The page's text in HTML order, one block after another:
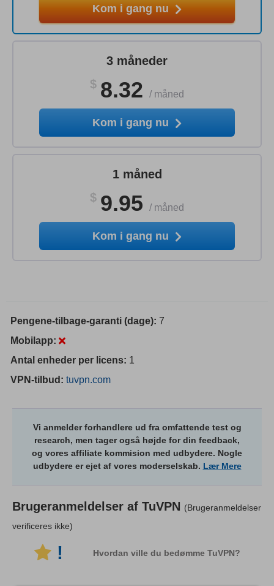
Kom i gang nu
3 måneder
$ 8.32 / måned
Kom i gang nu
1 måned
$ 9.95 / måned
Kom i gang nu
Pengene-tilbage-garanti (dage): 7
Mobilapp:
Antal enheder per licens: 1
VPN-tilbud: tuvpn.com
Vi anmelder forhandlere ud fra omfattende test og
research, men tager også højde for din feedback,
og vores affiliate kommision med udbydere. Nogle
udbydere er ejet af vores moderselskab. Lær Mere
Brugeranmeldelser af TuVPN (Brugeranmeldelser
verificeres ikke)
! Hvordan ville du bedømme TuVPN?